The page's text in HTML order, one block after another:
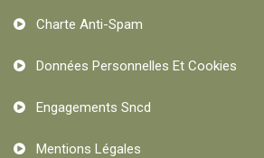
Charte Anti-Spam
Données Personnelles Et Cookies
Engagements Sncd
Mentions Légales